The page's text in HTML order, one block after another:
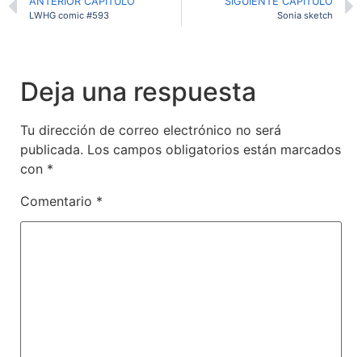
LWHG comic #593 Sonia sketch
Deja una respuesta
Tu dirección de correo electrónico no será
publicada. Los campos obligatorios están marcados
con *
Comentario *